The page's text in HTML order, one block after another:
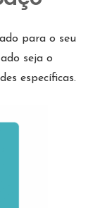
para o seu
seja o
específicas.